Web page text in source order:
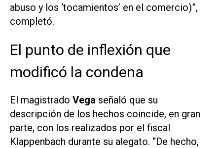
abuso y los ‘tocamientos’ en el comercio)”,
completó.
El punto de inflexión que
modificó la condena
El magistrado Vega señaló que su
descripción de los hechos coincide, en gran
parte, con los realizados por el fiscal
Klappenbach durante su alegato. “De hecho,